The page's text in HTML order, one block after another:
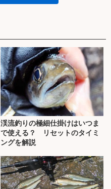
渓流釣りの極細仕掛けはいつま
で使える？ リセットのタイミ
ングを解説